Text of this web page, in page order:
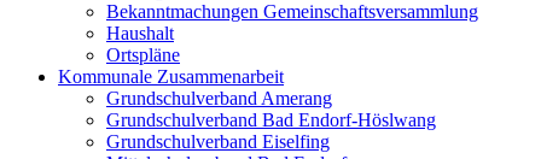
Bekanntmachungen Gemeinschaftsversammlung
Haushalt
Ortspläne
Kommunale Zusammenarbeit
Grundschulverband Amerang
Grundschulverband Bad Endorf-Höslwang
Grundschulverband Eiselfing